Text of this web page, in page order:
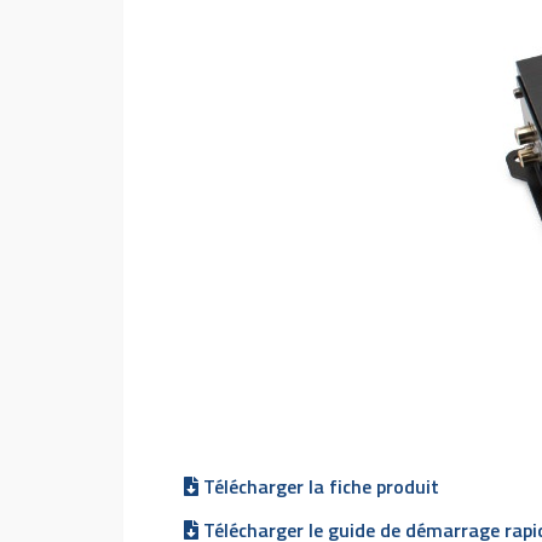
Télécharger la fiche produit
Télécharger le guide de démarrage